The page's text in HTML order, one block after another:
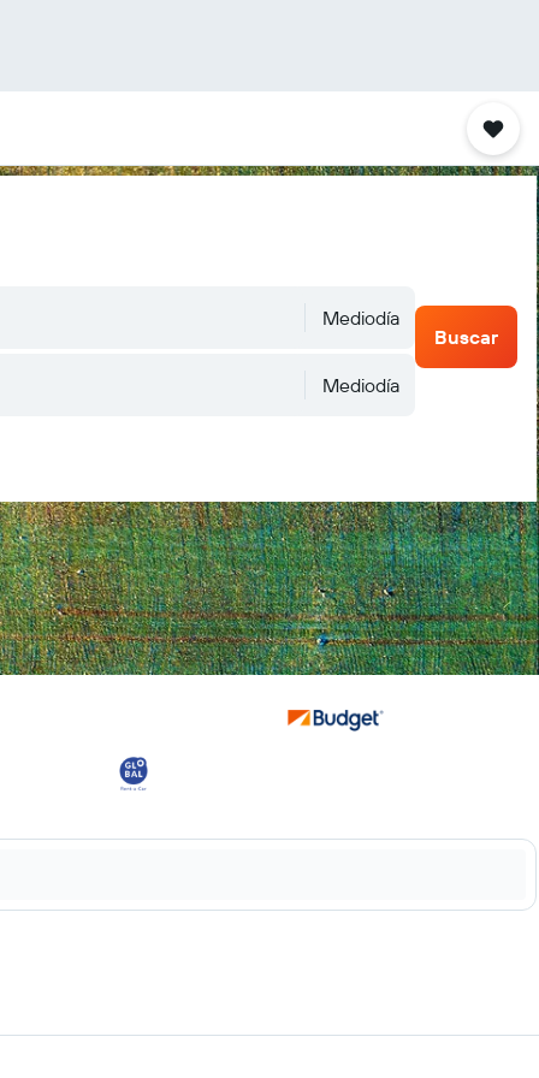
Mediodía
Mediodía
Buscar